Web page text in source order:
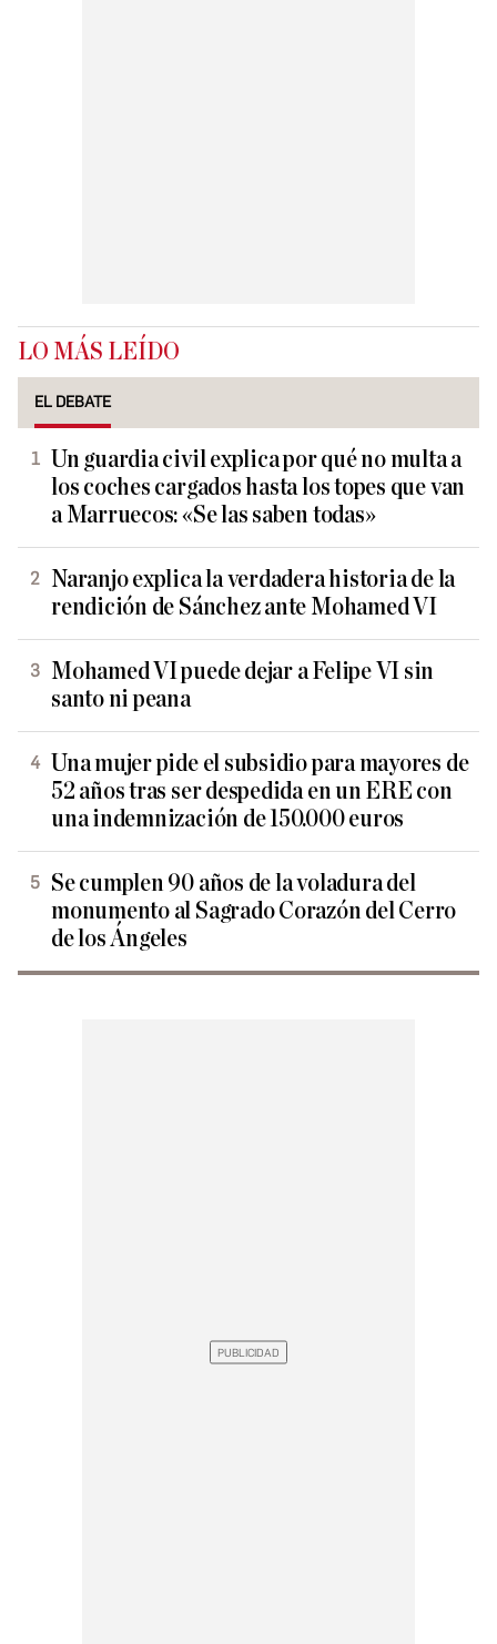
LO MÁS LEÍDO
EL DEBATE
Un guardia civil explica por qué no multa a
los coches cargados hasta los topes que van
a Marruecos: «Se las saben todas»
Naranjo explica la verdadera historia de la
rendición de Sánchez ante Mohamed VI
Mohamed VI puede dejar a Felipe VI sin
santo ni peana
Una mujer pide el subsidio para mayores de
52 años tras ser despedida en un ERE con
una indemnización de 150.000 euros
Se cumplen 90 años de la voladura del
monumento al Sagrado Corazón del Cerro
de los Ángeles